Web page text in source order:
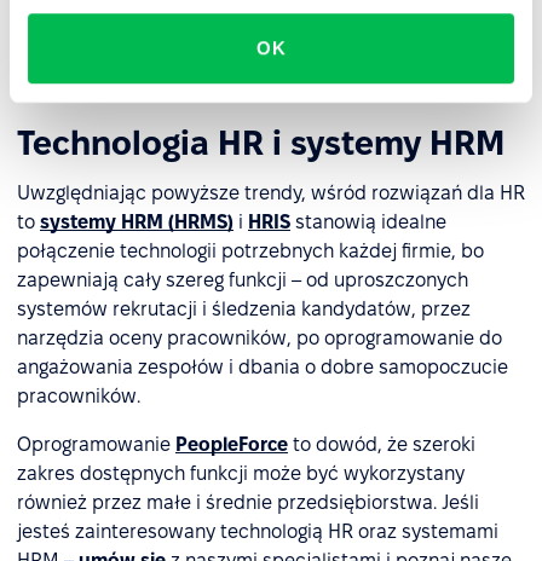
OK
Technologia HR i systemy HRM
Uwzględniając powyższe trendy, wśród rozwiązań dla HR
to systemy HRM (HRMS) i HRIS stanowią idealne
połączenie technologii potrzebnych każdej firmie, bo
zapewniają cały szereg funkcji – od uproszczonych
systemów rekrutacji i śledzenia kandydatów, przez
narzędzia oceny pracowników, po oprogramowanie do
angażowania zespołów i dbania o dobre samopoczucie
pracowników.
Oprogramowanie PeopleForce to dowód, że szeroki
zakres dostępnych funkcji może być wykorzystany
również przez małe i średnie przedsiębiorstwa. Jeśli
jesteś zainteresowany technologią HR oraz systemami